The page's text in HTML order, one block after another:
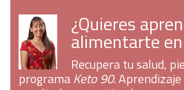
¿Quieres
alimentarte
Recupera tu salud,
programaKeto 90.